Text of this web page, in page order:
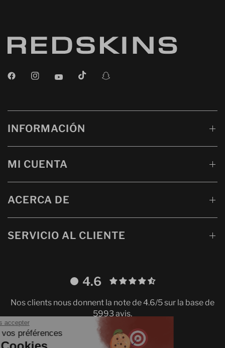
INFORMACIÓN
MI CUENTA
ACERCA DE
SERVICIO AL CLIENTE
4.6
Nos clients nous donnent la note de 4.6/5 sur la base de
5993 avis.
Continuer sans accepter
Gestion de vos préférences